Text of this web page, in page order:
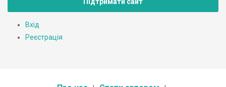
Підтримати сайт
Вхід
Реєстрація